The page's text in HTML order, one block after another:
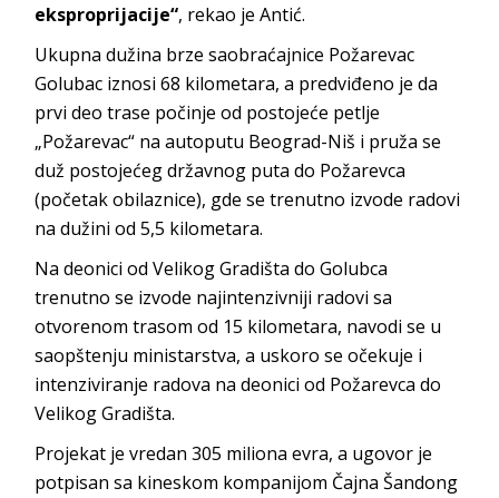
eksproprijacije“, rekao je Antić.
Ukupna dužina brze saobraćajnice Požarevac
Golubac iznosi 68 kilometara, a predviđeno je da
prvi deo trase počinje od postojeće petlje
„Požarevac“ na autoputu Beograd-Niš i pruža se
duž postojećeg državnog puta do Požarevca
(početak obilaznice), gde se trenutno izvode radovi
na dužini od 5,5 kilometara.
Na deonici od Velikog Gradišta do Golubca
trenutno se izvode najintenzivniji radovi sa
otvorenom trasom od 15 kilometara, navodi se u
saopštenju ministarstva, a uskoro se očekuje i
intenziviranje radova na deonici od Požarevca do
Velikog Gradišta.
Projekat je vredan 305 miliona evra, a ugovor je
potpisan sa kineskom kompanijom Čajna Šandong